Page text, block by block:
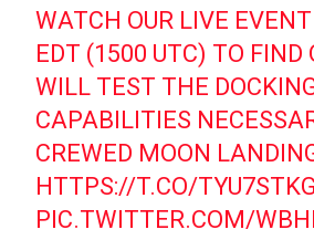
WATCH OUR LIVE
EDT (1500 UTC) TO FIND
WILL TEST THE
CAPABILITIES
CREWED MOON
HTTPS://T.CO/
PIC.TWITTER.COM/